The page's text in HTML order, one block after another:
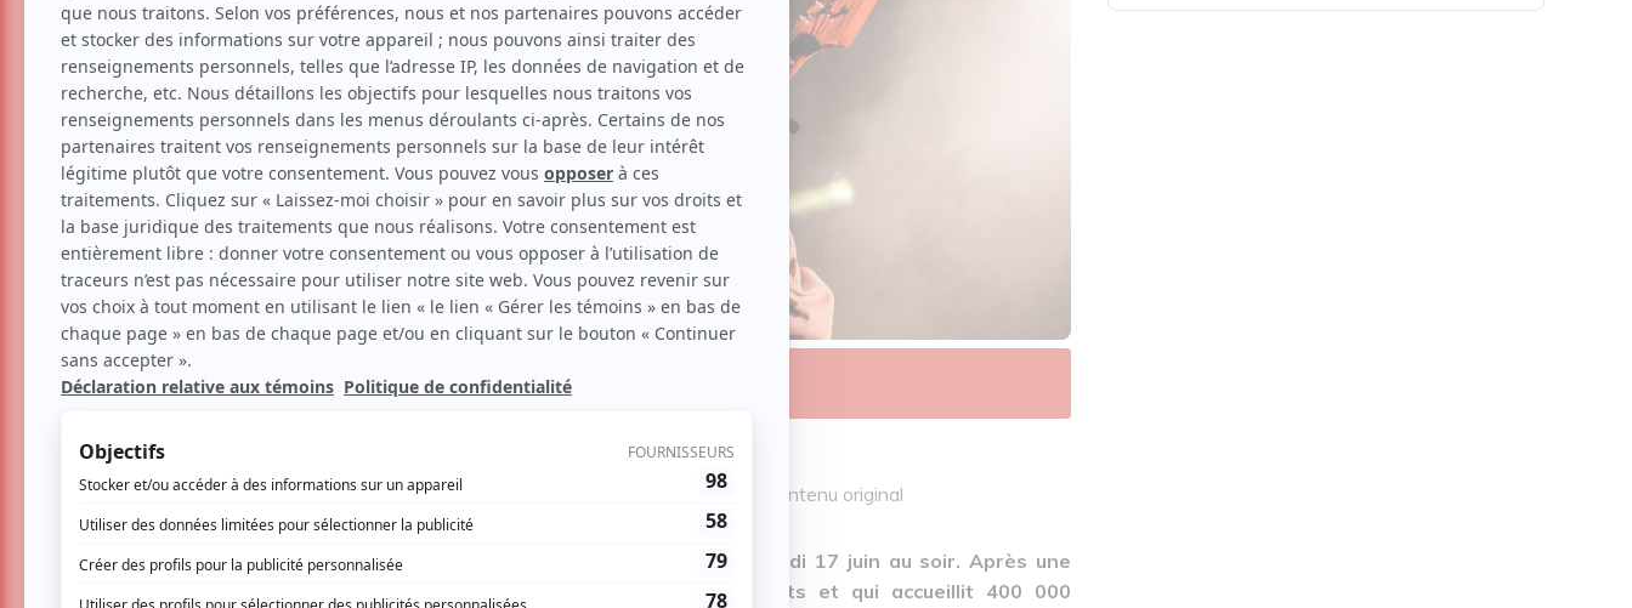
Les favoris des Francos
ParJulien Michaud| 21 juin 2023 | Photo : Frédérique Ménard-Aubin | Contenu original
La 34ème édition des Francos de Montréal s’est clôturée samedi 17 juin au soir. Après une
semaine remplie de plus de 150 spectacles dont 100 gratuits et qui accueillit 400 000